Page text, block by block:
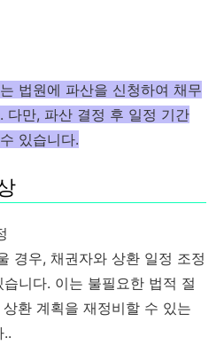
법원에 파산을 신청하여 채무
다만, 파산 결정 후 일정 기간
있습니다​.
경우, 채권자와 상환 일정 조정
니다. 이는 불필요한 법적 절
환 계획을 재정비할 수 있는